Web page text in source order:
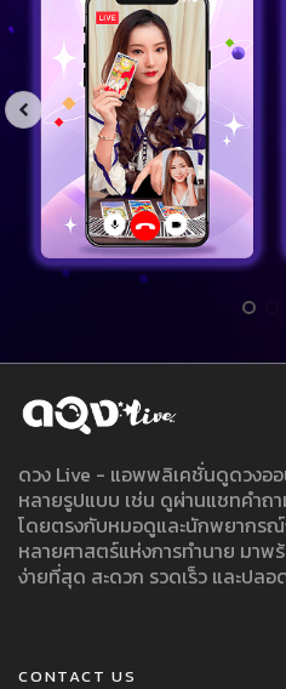
ดวง Live - แอพพลิเคชั่นดูดวงอ
หลายรูปแบบ เช่น ดูผ่านแชทคำถ
โดยตรงกับหมอดูและนักพยากร
หลายศาสตร์แห่งการทำนาย มาพ
ง่ายที่สุด สะดวก รวดเร็ว และปลอ
CONTACT US